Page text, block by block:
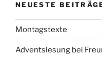
NEUESTE
Montagstexte
Adventslesung bei